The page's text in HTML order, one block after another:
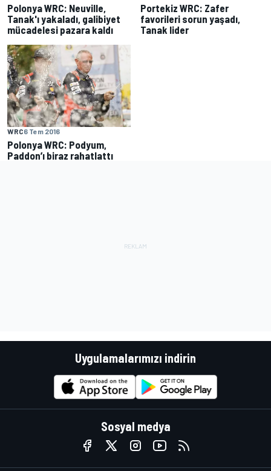
Polonya WRC: Neuville,
Tanak'ı yakaladı, galibiyet
mücadelesi pazara kaldı
Portekiz WRC: Zafer
favorileri sorun yaşadı,
Tanak lider
WRC6 Tem 2016
Polonya WRC: Podyum,
Paddon’ı biraz rahatlattı
Uygulamalarımızı indirin
Sosyal medya